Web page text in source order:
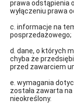
prawa odstąpienia
wyłączeniu prawa
c. informacje na
posprzedażowego;
d. dane, o których
chyba że
przed zawarciem
e. wymagania
została zawarta
nieokreślony.